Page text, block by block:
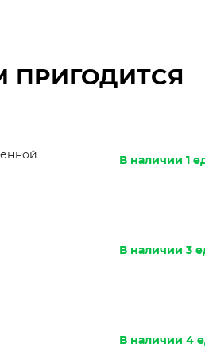
ПРИГОДИТСЯ
В наличии 1
В наличии 3
В наличии 4